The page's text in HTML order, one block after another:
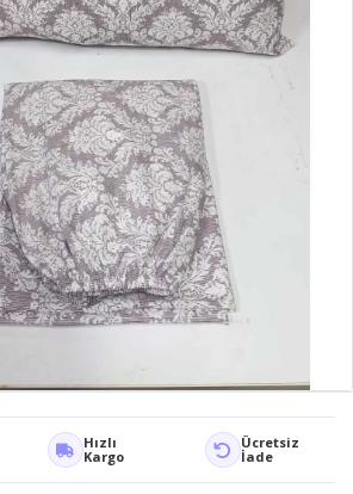
Hızlı
Kargo
Ücretsiz
İade